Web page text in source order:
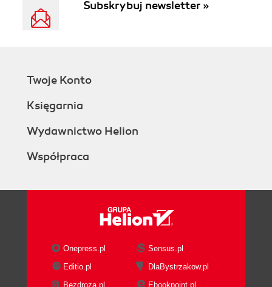
Subskrybuj newsletter »
Twoje Konto
Księgarnia
Wydawnictwo Helion
Współpraca
Onepress.pl
Sensus.pl
Editio.pl
DlaBystrzakow.pl
Bezdroza.pl
Ebookpoint.pl